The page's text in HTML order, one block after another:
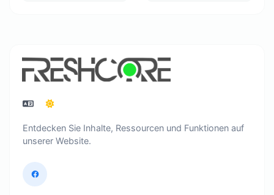
Entdecken Sie Inhalte, Ressourcen und Funktionen auf
unserer Website.